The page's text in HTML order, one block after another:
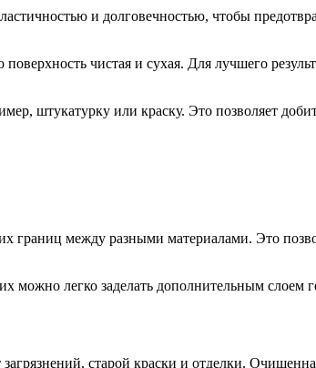
и долговечностью, чтобы
чистая и сухая. Для лучшего
штукатурку или краску. Это позволяет
между разными материалами. Это
можно легко заделать дополнительным слоем
старой краски и отделки.